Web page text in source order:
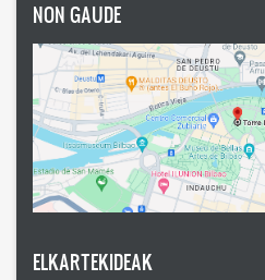
NON GAUDE
ELKARTEKIDEAK